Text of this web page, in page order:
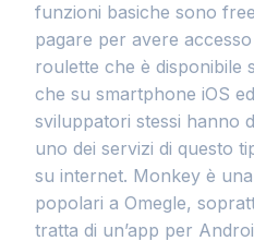
funzioni basiche sono
pagare per avere
roulette che è disponibile
che su smartphone iOS
sviluppatori stessi hanno
uno dei servizi di questo
su internet. Monkey è
popolari a Omegle,
tratta di un’app per